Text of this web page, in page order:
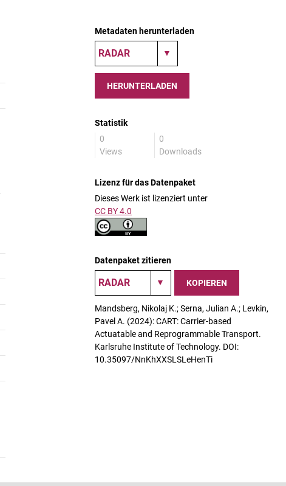
Metadaten herunterladen
HERUNTERLADEN
Statistik
0
Views
0
Downloads
Lizenz für das Datenpaket
Dieses Werk ist lizenziert unter
CC BY 4.0
Datenpaket zitieren
KOPIEREN
Mandsberg, Nikolaj K.; Serna, Julian A.; Levkin,
Pavel A. (2024): CART: Carrier-based
Actuatable and Reprogrammable Transport.
Karlsruhe Institute of Technology. DOI:
10.35097/NnKhXXSLSLeHenTi